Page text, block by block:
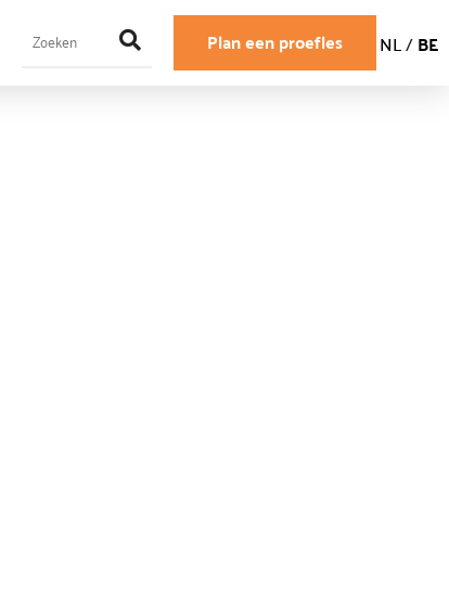
Plan een proefles NL/BE